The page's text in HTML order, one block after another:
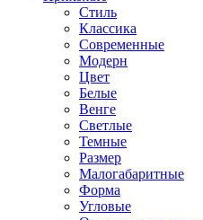
Стиль
Классика
Современные
Модерн
Цвет
Белые
Венге
Светлые
Темные
Размер
Малогабаритные
Форма
Угловые